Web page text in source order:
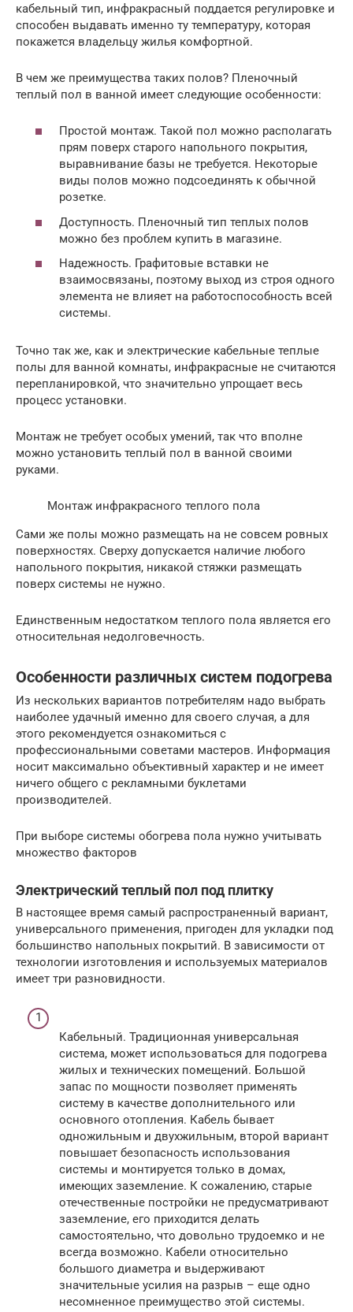
кабельный тип, инфракрасный поддается регулировке и
способен выдавать именно ту температуру, которая
покажется владельцу жилья комфортной.
В чем же преимущества таких полов? Пленочный
теплый пол в ванной имеет следующие особенности:
Простой монтаж. Такой пол можно располагать
прям поверх старого напольного покрытия,
выравнивание базы не требуется. Некоторые
виды полов можно подсоединять к обычной
розетке.
Доступность. Пленочный тип теплых полов
можно без проблем купить в магазине.
Надежность. Графитовые вставки не
взаимосвязаны, поэтому выход из строя одного
элемента не влияет на работоспособность всей
системы.
Точно так же, как и электрические кабельные теплые
полы для ванной комнаты, инфракрасные не считаются
перепланировкой, что значительно упрощает весь
процесс установки.
Монтаж не требует особых умений, так что вполне
можно установить теплый пол в ванной своими
руками.
Монтаж инфракрасного теплого пола
Сами же полы можно размещать на не совсем ровных
поверхностях. Сверху допускается наличие любого
напольного покрытия, никакой стяжки размещать
поверх системы не нужно.
Единственным недостатком теплого пола является его
относительная недолговечность.
Особенности различных систем подогрева
Из нескольких вариантов потребителям надо выбрать
наиболее удачный именно для своего случая, а для
этого рекомендуется ознакомиться с
профессиональными советами мастеров. Информация
носит максимально объективный характер и не имеет
ничего общего с рекламными буклетами
производителей.
При выборе системы обогрева пола нужно учитывать
множество факторов
Электрический теплый пол под плитку
В настоящее время самый распространенный вариант,
универсального применения, пригоден для укладки под
большинство напольных покрытий. В зависимости от
технологии изготовления и используемых материалов
имеет три разновидности.
Кабельный. Традиционная универсальная
система, может использоваться для подогрева
жилых и технических помещений. Большой
запас по мощности позволяет применять
систему в качестве дополнительного или
основного отопления. Кабель бывает
одножильным и двухжильным, второй вариант
повышает безопасность использования
системы и монтируется только в домах,
имеющих заземление. К сожалению, старые
отечественные постройки не предусматривают
заземление, его приходится делать
самостоятельно, что довольно трудоемко и не
всегда возможно. Кабели относительно
большого диаметра и выдерживают
значительные усилия на разрыв – еще одно
несомненное преимущество этой системы.